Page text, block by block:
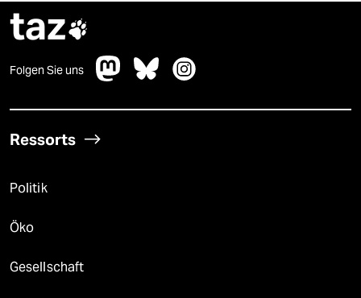
taz
Folgen Sie uns
Ressorts
Politik
Öko
Gesellschaft